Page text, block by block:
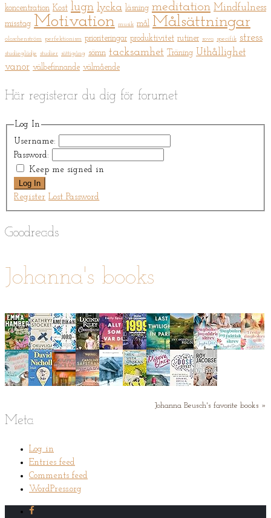
koncentration Kost lugn lycka läsning meditation Mindfulness
misstag Motivation musik mål Målsättningar
olaschenström perfektionism prioriteringar produktivitet rutiner sova specifik stress
studieglädje studier sättigång sömn tacksamhet Träning Uthållighet
vanor välbefinnande välmående
Här registerar du dig för forumet
Log In
Username:
Password:
Keep me signed in
Log In
Register Lost Password
Goodreads
Johanna's books
Johanna Beusch's favorite books »
Meta
Log in
Entries feed
Comments feed
WordPress.org